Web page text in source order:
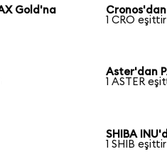
Gold'na
1 CRO
Aster'dan
1 ASTER
SHIBA
1 SHIB